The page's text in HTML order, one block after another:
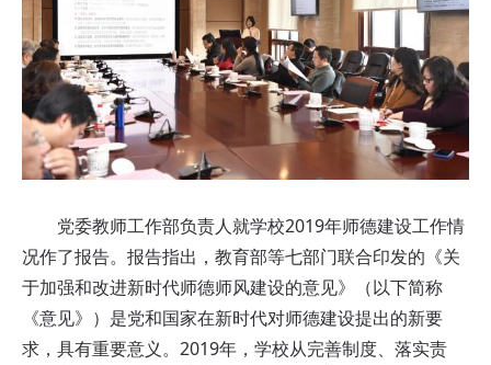
党委教师工作部负责人就学校2019年师德建设工作情
况作了报告。报告指出，教育部等七部门联合印发的《关
于加强和改进新时代师德师风建设的意见》（以下简称
《意见》）是党和国家在新时代对师德建设提出的新要
求，具有重要意义。2019年，学校从完善制度、落实责